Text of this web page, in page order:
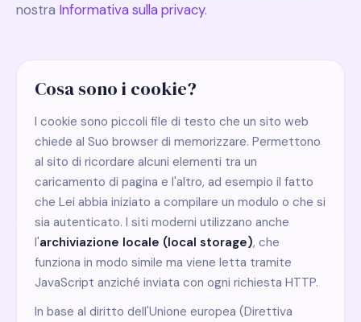
nostra Informativa sulla privacy.
Cosa sono i cookie?
I cookie sono piccoli file di testo che un sito web
chiede al Suo browser di memorizzare. Permettono
al sito di ricordare alcuni elementi tra un
caricamento di pagina e l'altro, ad esempio il fatto
che Lei abbia iniziato a compilare un modulo o che si
sia autenticato. I siti moderni utilizzano anche
l'archiviazione locale (local storage), che
funziona in modo simile ma viene letta tramite
JavaScript anziché inviata con ogni richiesta HTTP.
In base al diritto dell'Unione europea (Direttiva